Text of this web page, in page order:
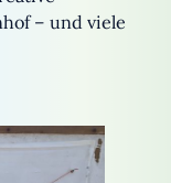
– und viele